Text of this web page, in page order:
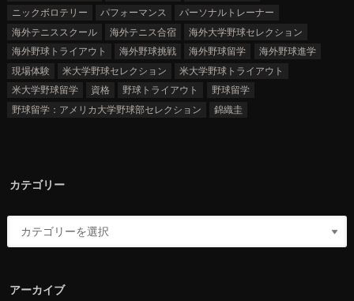
ニックボロテリー
パフォーマンス
パーソナルトレーナー
海外テニススクール
海外テニス合宿
海外大学野球セレクション
海外野球トライアウト
海外野球挑戦 海外野球留学
海外野球進学
現場体験
米大学野球セレクション
米大学野球トライアウト
米大学野球留学
資格 野球トライアウト
野球留学
野球留学：アメリカ大学野球部セレクション
錦織圭
カテゴリー
アーカイブ